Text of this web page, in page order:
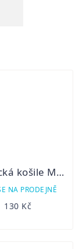
Myslivecká košile Mahulena flanel
NA PRODEJNĚ
130 Kč